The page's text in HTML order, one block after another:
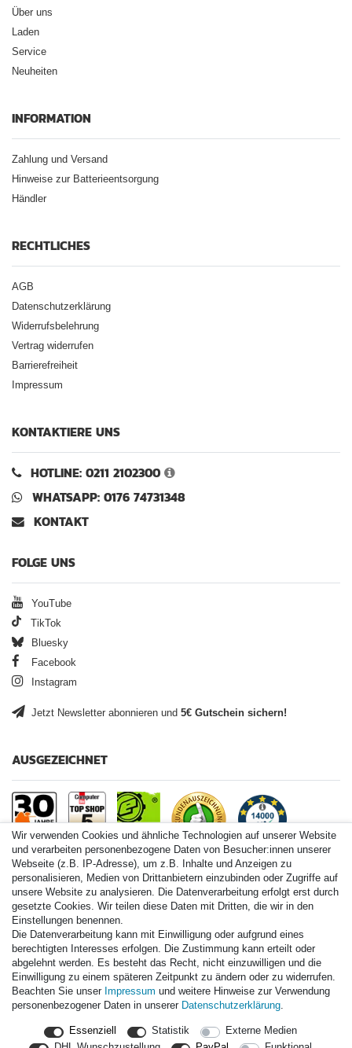
Über uns
Laden
Service
Neuheiten
INFORMATION
Zahlung und Versand
Hinweise zur Batterieentsorgung
Händler
RECHTLICHES
AGB
Datenschutzerklärung
Widerrufsbelehrung
Vertrag widerrufen
Barrierefreiheit
Impressum
KONTAKTIERE UNS
HOTLINE: 0211 2102300
WHATSAPP: 0176 74731348
KONTAKT
FOLGE UNS
YouTube
TikTok
Bluesky
Facebook
Instagram
Jetzt Newsletter abonnieren und 5€ Gutschein sichern!
AUSGEZEICHNET
Paintball.de World
Paintball Shop International
Spares Shop North America
* Alle Preise inkl. ges. MwSt. zzgl. Versandkosten
Zahlungsarten
Versand
Durchschnittliche Bewertung von paintball.debei Trustami:
Wir verwenden Cookies und ähnliche Technologien auf unserer Website
und verarbeiten personenbezogene Daten von Besucher:innen unserer
Webseite (z.B. IP-Adresse), um z.B. Inhalte und Anzeigen zu
personalisieren, Medien von Drittanbietern einzubinden oder Zugriffe auf
unsere Website zu analysieren. Die Datenverarbeitung erfolgt erst durch
gesetzte Cookies. Wir teilen diese Daten mit Dritten, die wir in den
Einstellungen benennen.
Die Datenverarbeitung kann mit Einwilligung oder aufgrund eines
berechtigten Interesses erfolgen. Die Zustimmung kann erteilt oder
abgelehnt werden. Es besteht das Recht, nicht einzuwilligen und die
Einwilligung zu einem späteren Zeitpunkt zu ändern oder zu widerrufen.
Beachten Sie unser Impressum und weitere Hinweise zur Verwendung
personenbezogener Daten in unserer Daten­schutz­erklärung.
Essenziell Statistik
Externe Medien